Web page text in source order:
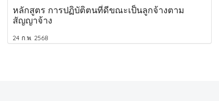
หลักสูตร การปฏิบัติตนที่ดีขณะเป็นลูกจ้างตาม
สัญญาจ้าง
24 ก.พ. 2568